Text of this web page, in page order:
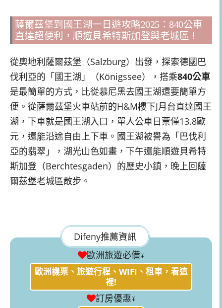
薩爾茲堡到國王湖一日遊攻略2025：840公車
直達超便利，順遊貝希特斯加登與老城區！
從奧地利薩爾茲堡（Salzburg）出發，探索德國巴
伐利亞的「國王湖」（Königssee），搭乘840公車
是最簡單的方式，比從慕尼黑去國王湖還要簡單方
便。從薩爾茲堡火車站前的H&M樓下J月台直達國王
湖，下車就是國王湖入口，單人公車日票僅13.8歐
元，還能沿途自由上下車。國王湖被譽為「巴伐利
亞的翡翠」，湖光山色如畫，下午還能順遊貝希特
斯加登（Berchtesgaden）的歷史小鎮，晚上回薩
爾茲堡老城區散步。
Difeny推薦資訊
歐洲旅遊必備↓
歐洲機票、旅遊行程、WIFI、租車，看這
裡!
訂房優惠↓